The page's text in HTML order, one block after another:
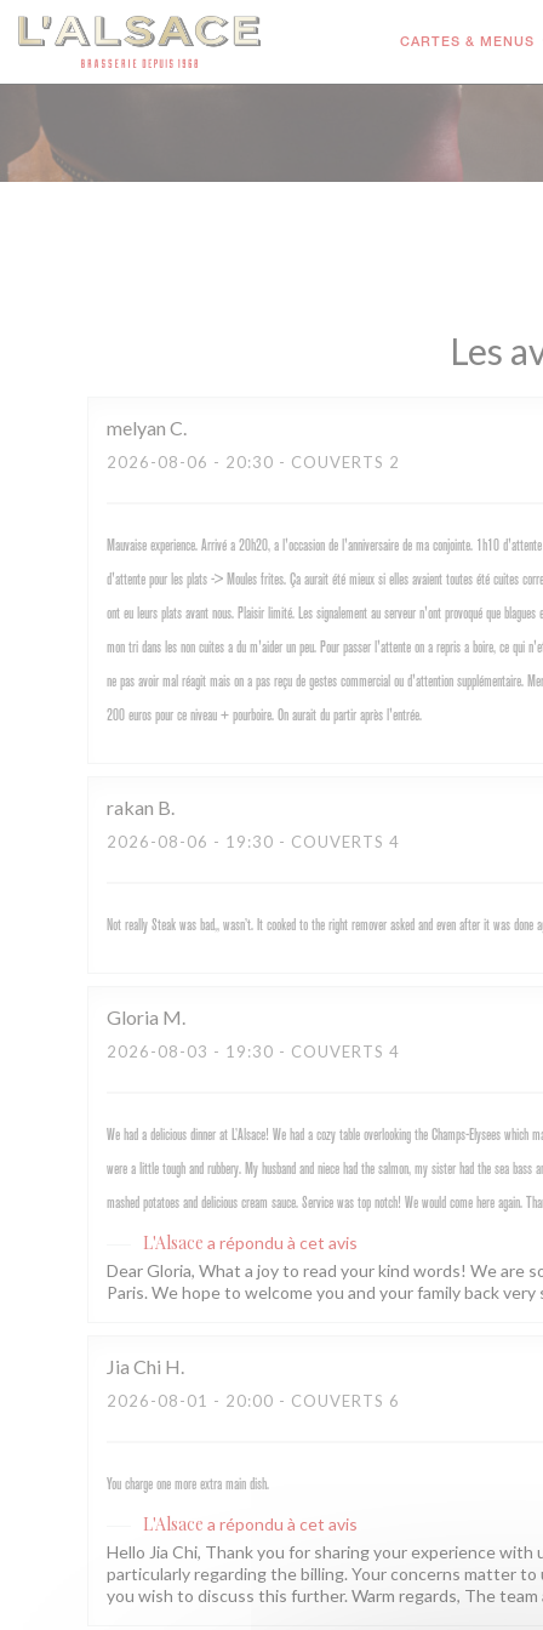
Personnalisation de vos choix en matière de cookies
CARTES & MENUS
Les
melyan C
2026-08-06 - 20:30 - COUVERTS 2
Mauvaise experience. Arrivé a 20h20, a l'occasion de l'anniversaire de ma conjointe. 1h10
d'attente pour les plats -> Moules frites. Ça aurait été mieux si elles avaient toutes été cuites
ont eu leurs plats avant nous. Plaisir limité. Les signalement au serveur n'ont provoqué que
mon tri dans les non cuites a du m'aider un peu. Pour passer l'attente on a repris a boire, ce qui
ne pas avoir mal réagit mais on a pas reçu de gestes commercial ou d'attention supplémentaire.
200 euros pour ce niveau + pourboire. On aurait du partir après l'entrée.
rakan B
2026-08-06 - 19:30 - COUVERTS 4
Not really Steak was bad,, wasn’t. It cooked to the right remover asked and even after it was
Gloria M
2026-08-03 - 19:30 - COUVERTS 4
We had a delicious dinner at L’Alsace! We had a cozy table overlooking the Champs-Elysees
were a little tough and rubbery. My husband and niece had the salmon, my sister had the sea
mashed potatoes and delicious cream sauce. Service was top notch! We would come here again.
L'Alsace a répondu à cet avis
Dear Gloria, What a joy to read your kind words! We are
Paris. We hope to welcome you and your family back
Jia Chi H
2026-08-01 - 20:00 - COUVERTS 6
You charge one more extra main dish.
L'Alsace a répondu à cet avis
Hello Jia Chi, Thank you for sharing your experience
particularly regarding the billing. Your concerns matter
you wish to discuss this further. Warm regards, The team